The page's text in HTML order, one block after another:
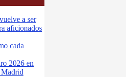
a ser
aficionados
cada
2026 en
Madrid